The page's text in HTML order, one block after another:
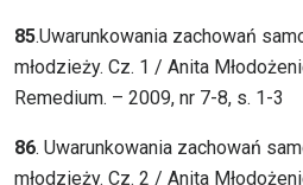
85.Uwarunkowania zachowań
młodzieży. Cz. 1 / Anita
Remedium. – 2009, nr 7-8, s. 1-3
86. Uwarunkowania zachowań
młodzieży. Cz. 2 / Anita